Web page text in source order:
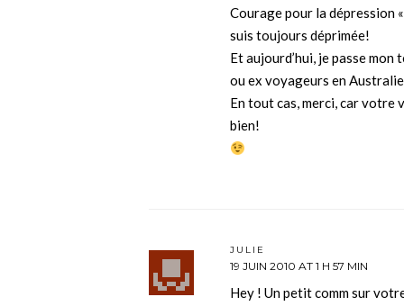
Courage pour la dépression
suis toujours déprimée!
Et aujourd’hui, je passe
ou ex voyageurs en
En tout cas, merci, car votre
bien!
JULIE
19 JUIN 2010 AT 1 H 57 MIN
Hey ! Un petit comm sur